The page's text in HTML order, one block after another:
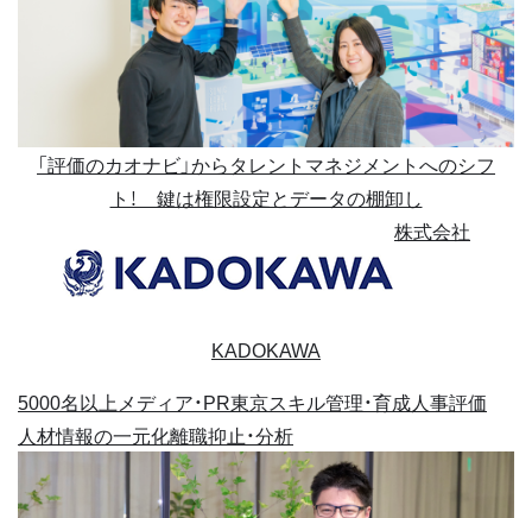
「評価のカオナビ」からタレントマネジメントへのシフ
ト！ 鍵は権限設定とデータの棚卸し
株式会社
KADOKAWA
5000名以上メディア・PR東京スキル管理・育成人事評価
人材情報の一元化離職抑止・分析